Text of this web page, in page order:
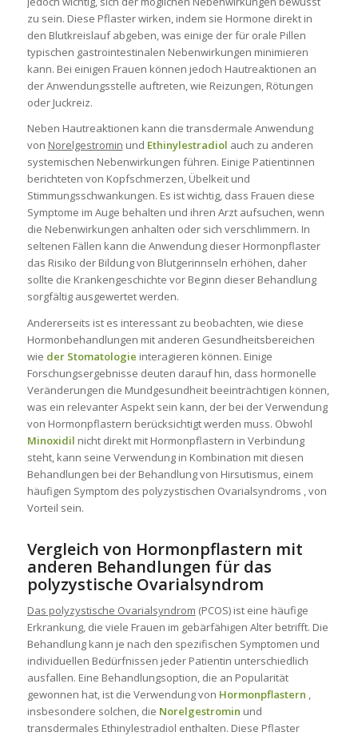
zu sein. Diese Pflaster wirken, indem sie Hormone direkt in
den Blutkreislauf abgeben, was einige der für orale Pillen
typischen gastrointestinalen Nebenwirkungen minimieren
kann. Bei einigen Frauen können jedoch Hautreaktionen an
der Anwendungsstelle auftreten, wie Reizungen, Rötungen
oder Juckreiz.
Neben Hautreaktionen kann die transdermale Anwendung
von Norelgestromin und Ethinylestradiol auch zu anderen
systemischen Nebenwirkungen führen. Einige Patientinnen
berichteten von Kopfschmerzen, Übelkeit und
Stimmungsschwankungen. Es ist wichtig, dass Frauen diese
Symptome im Auge behalten und ihren Arzt aufsuchen, wenn
die Nebenwirkungen anhalten oder sich verschlimmern. In
seltenen Fällen kann die Anwendung dieser Hormonpflaster
das Risiko der Bildung von Blutgerinnseln erhöhen, daher
sollte die Krankengeschichte vor Beginn dieser Behandlung
sorgfältig ausgewertet werden.
Andererseits ist es interessant zu beobachten, wie diese
Hormonbehandlungen mit anderen Gesundheitsbereichen
wie der Stomatologie interagieren können. Einige
Forschungsergebnisse deuten darauf hin, dass hormonelle
Veränderungen die Mundgesundheit beeinträchtigen können,
was ein relevanter Aspekt sein kann, der bei der Verwendung
von Hormonpflastern berücksichtigt werden muss. Obwohl
Minoxidil nicht direkt mit Hormonpflastern in Verbindung
steht, kann seine Verwendung in Kombination mit diesen
Behandlungen bei der Behandlung von Hirsutismus, einem
häufigen Symptom des polyzystischen Ovarialsyndroms , von
Vorteil sein.
Vergleich von Hormonpflastern mit
anderen Behandlungen für das
polyzystische Ovarialsyndrom
Das polyzystische Ovarialsyndrom (PCOS) ist eine häufige
Erkrankung, die viele Frauen im gebärfähigen Alter betrifft. Die
Behandlung kann je nach den spezifischen Symptomen und
individuellen Bedürfnissen jeder Patientin unterschiedlich
ausfallen. Eine Behandlungsoption, die an Popularität
gewonnen hat, ist die Verwendung von Hormonpflastern
insbesondere solchen, die Norelgestromin und
transdermales Ethinylestradiol enthalten. Diese Pflaster